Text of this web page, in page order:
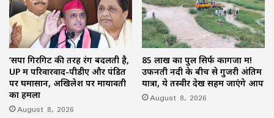
‘सपा गिरगिट की तरह रंग बदलती है,
UP में परिवारवाद-पीडीए और पंडित
पर घमासान, अखिलेश पर मायावती
का हमला
August 8, 2026
85 लाख का पुल सिर्फ कागजों में!
उफनती नदी के बीच से गुजरी अंतिम
यात्रा, ये तस्वीर देख सहम जाएंगे आप
August 8, 2026